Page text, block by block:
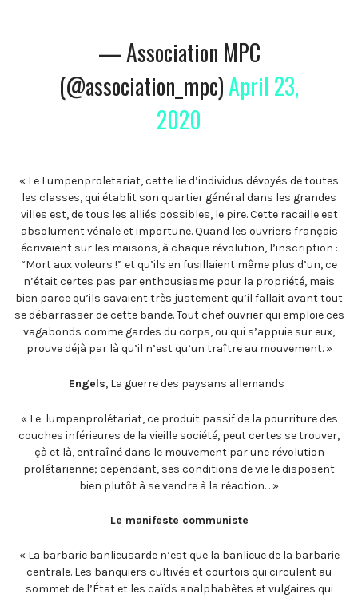
— Association MPC
(@association_mpc)April 23,
2020
« Le Lumpenproletariat, cette lie d’individus dévoyés de toutes
les classes, qui établit son quartier général dans les grandes
villes est, de tous les alliés possibles, le pire. Cette racaille est
absolument vénale et importune. Quand les ouvriers français
écrivaient sur les maisons, à chaque révolution, l’inscription :
“Mort aux voleurs !” et qu’ils en fusillaient même plus d’un, ce
n’était certes pas par enthousiasme pour la propriété, mais
bien parce qu’ils savaient très justement qu’il fallait avant tout
se débarrasser de cette bande. Tout chef ouvrier qui emploie ces
vagabonds comme gardes du corps, ou qui s’appuie sur eux,
prouve déjà par là qu’il n’est qu’un traître au mouvement. »
Engels, La guerre des paysans allemands
« Le lumpenprolétariat, ce produit passif de la pourriture des
couches inférieures de la vieille société, peut certes se trouver,
çà et là, entraîné dans le mouvement par une révolution
prolétarienne; cependant, ses conditions de vie le disposent
bien plutôt à se vendre à la réaction… »
Le manifeste communiste
« La barbarie banlieusarde n’est que la banlieue de la barbarie
centrale. Les banquiers cultivés et courtois qui circulent au
sommet de l’État et les caïds analphabètes et vulgaires qui